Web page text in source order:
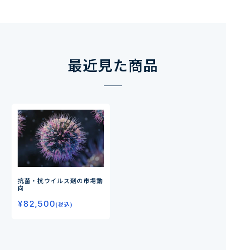
最近見た商品
抗菌・抗ウイルス剤の市場動
向
¥82,500(税込)